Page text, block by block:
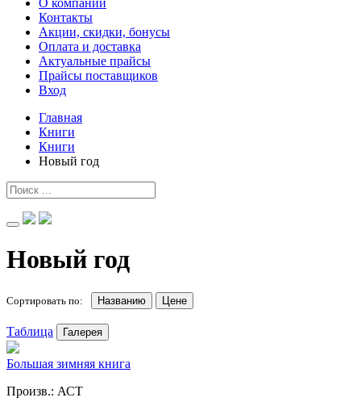
О компании
Контакты
Акции, скидки, бонусы
Оплата и доставка
Актуальные прайсы
Прайсы поставщиков
Вход
Главная
Книги
Книги
Новый год
Новый год
Сортировать по: Названию Цене
Таблица Галерея
Большая зимняя книга
Произв.: АСТ